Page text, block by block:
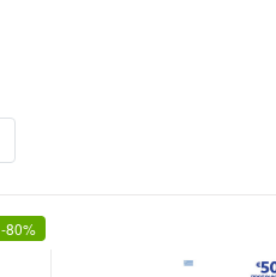
-80%